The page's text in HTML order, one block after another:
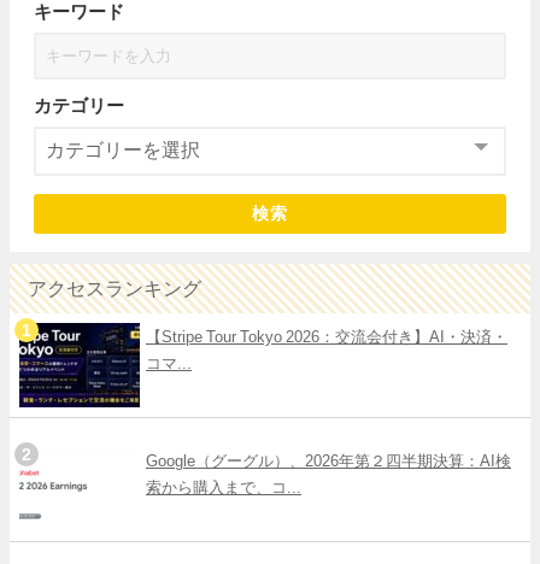
キーワード
カテゴリー
検索
アクセスランキング
【Stripe Tour Tokyo 2026：交流会付き】AI・決済・
コマ...
Google（グーグル）、2026年第２四半期決算：AI検
索から購入まで、コ...